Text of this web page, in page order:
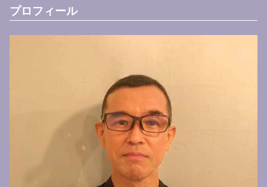
プロフィール